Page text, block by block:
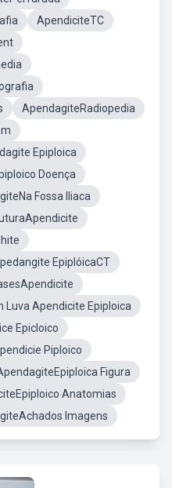
ApendiciteTC
ApendagiteRadiopedia
Epiploica
Doença
Fossa Iliaca
EpiplóicaCT
Luva Apendicite Epiploica
Epicloico
Piploico
Figura
Anatomias
Imagens